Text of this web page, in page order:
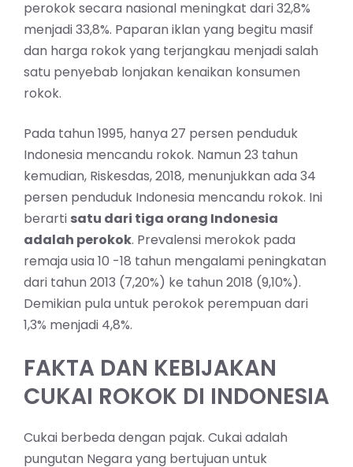
perokok secara nasional meningkat dari 32,8%
menjadi 33,8%. Paparan iklan yang begitu masif
dan harga rokok yang terjangkau menjadi salah
satu penyebab lonjakan kenaikan konsumen
rokok.
Pada tahun 1995, hanya 27 persen penduduk
Indonesia mencandu rokok. Namun 23 tahun
kemudian, Riskesdas, 2018, menunjukkan ada 34
persen penduduk Indonesia mencandu rokok. Ini
berarti satu dari tiga orang Indonesia
adalah perokok. Prevalensi merokok pada
remaja usia 10 -18 tahun mengalami peningkatan
dari tahun 2013 (7,20%) ke tahun 2018 (9,10%).
Demikian pula untuk perokok perempuan dari
1,3% menjadi 4,8%.
FAKTA DAN KEBIJAKAN
CUKAI ROKOK DI INDONESIA
Cukai berbeda dengan pajak. Cukai adalah
pungutan Negara yang bertujuan untuk